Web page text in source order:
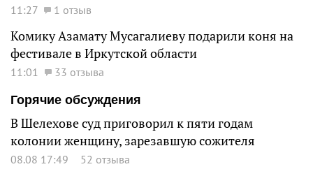
11:27 1 отзыв
Комику Азамату Мусагалиеву подарили коня на
фестивале в Иркутской области
11:01
33 отзыва
Горячие обсуждения
В Шелехове суд приговорил к пяти годам
колонии женщину, зарезавшую сожителя
08.08 17:49 52 отзыва